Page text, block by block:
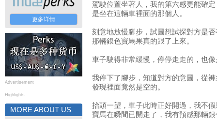
更多详情
Advertisement
Highlights
MORE ABOUT US
駕駛位置坐著人，我的第六感更能確
是坐在這輛車裡面的那個人。
刻意地放慢腳步，試圖想試探對方是
那輛銀色寶馬果真的跟了上來。
車子駛得非常緩慢，停停走走的，也
我停下了腳步，知道對方的意圖，從
發現裡面竟然是空的。
抬頭一望，車子此時正好開過，我不
寶馬在瞬間已開走了，我有預感那輛